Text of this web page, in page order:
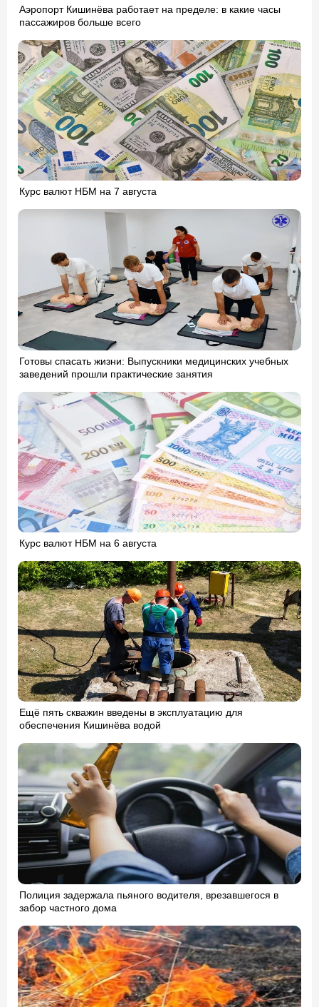
Аэропорт Кишинёва работает на пределе: в какие часы
пассажиров больше всего
Курс валют НБМ на 7 августа
Готовы спасать жизни: Выпускники медицинских учебных
заведений прошли практические занятия
Курс валют НБМ на 6 августа
Ещё пять скважин введены в эксплуатацию для
обеспечения Кишинёва водой
Полиция задержала пьяного водителя, врезавшегося в
забор частного дома